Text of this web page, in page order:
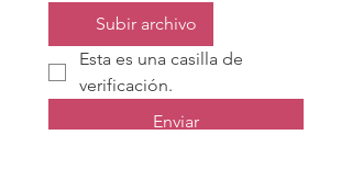
Subir archivo
Esta es una casilla de
verificación.
Enviar